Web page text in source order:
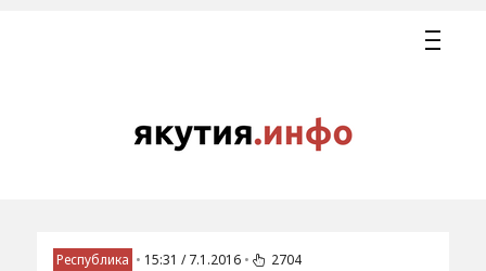
Республика • 15:31 / 7.1.2016 • 2704